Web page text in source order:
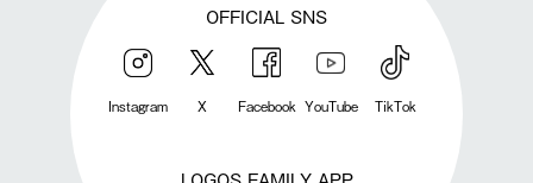
OFFICIAL SNS
Instagram X Facebook YouTube TikTok
LOGOS FAMILY APP